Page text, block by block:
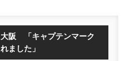
阪 「キャプテンマーク
ました」